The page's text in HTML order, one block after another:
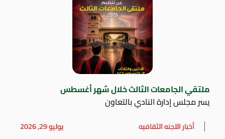
ملتقي الجامعات الثالث خلال شهر أغسطس
يسر مجلس إدارة النادي بالتعاون
أخبار اللجنه الثقافيه يوليو 29, 2026